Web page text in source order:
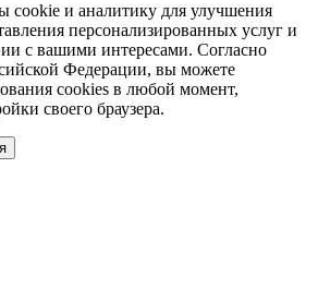
cookie и аналитику для улучшения
персонализированных услуг и
с вашими интересами. Согласно
Федерации, вы можете
cookies в любой момент,
своего браузера.